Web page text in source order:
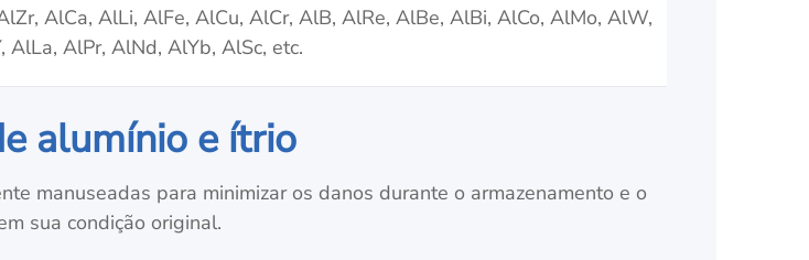
AlCa, AlLi, AlFe, AlCu, AlCr, AlB, AlRe, AlBe, AlBi, AlCo, AlMo, AlW,
AlLa, AlPr, AlNd, AlYb, AlSc, etc.
alumínio e ítrio
manuseadas para minimizar os danos durante o armazenamento e o
sua condição original.